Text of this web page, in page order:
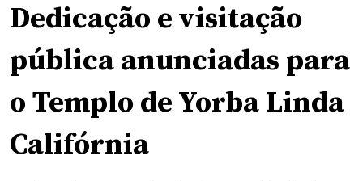
Dedicação e visitação
pública anunciadas para
o Templo de Yorba Linda
Califórnia